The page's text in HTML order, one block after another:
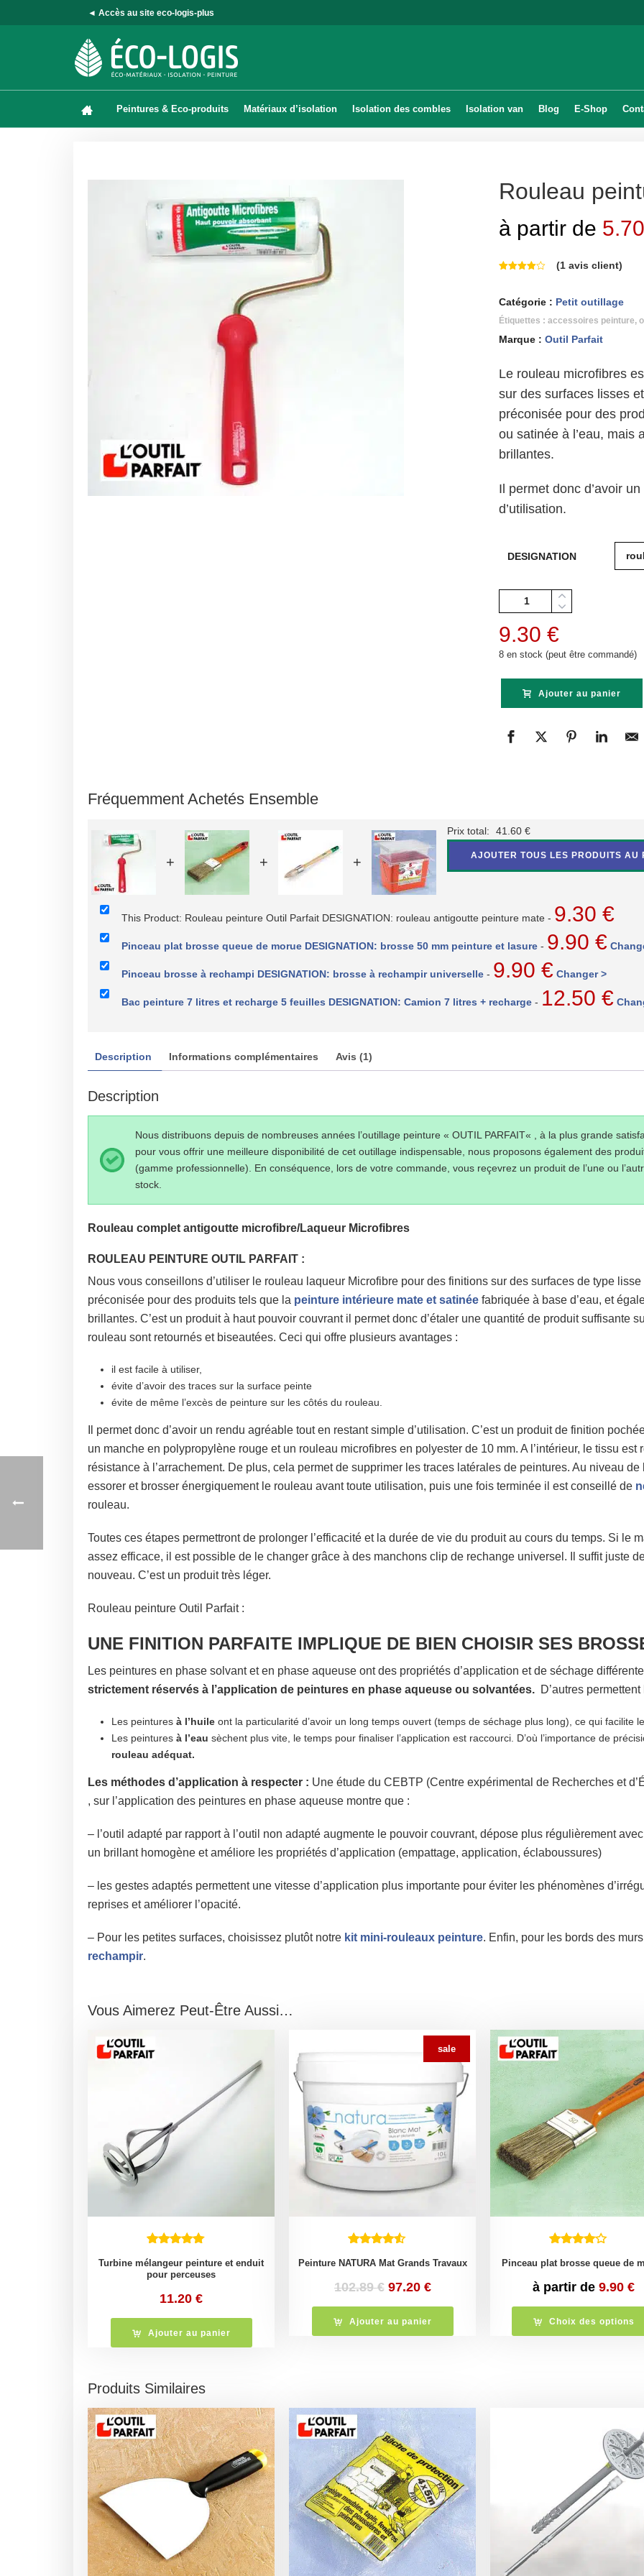
◄ Accès au site eco-logis-plus
Peintures & Eco-produits Matériaux d’isolation Isolation des combles Isolation van Blog E-Shop
Rouleau
à partir de 5.70
(1avis client)
Catégorie : Petit outillage
Étiquettes : accessoires peinture,
Marque : Outil Parfait
Le rouleau microfibres
sur des surfaces lisses
préconisée pour des
ou satinée à l’eau, mais
brillantes.
Il permet donc d’avoir
d’utilisation.
DESIGNATION
Quantité
9.30 €
8 en stock (peut être commandé)
Ajouter au panier
Fréquemment Achetés Ensemble
+ + +
Prix total: 41.60 €
AJOUTER TOUS LES PRODUITS AU
This Product: Rouleau peinture Outil Parfait DESIGNATION: rouleau antigoutte peinture mate - 9.30 €
Pinceau plat brosse queue de morue DESIGNATION: brosse 50 mm peinture et lasure - 9.90 €
Pinceau brosse à rechampi DESIGNATION: brosse à rechampir universelle - 9.90 € Changer >
Bac peinture 7 litres et recharge 5 feuilles DESIGNATION: Camion 7 litres + recharge - 12.50 €
Description Informations complémentaires Avis (1)
Description
Nous distribuons depuis de nombreuses années l’outillage peinture « OUTIL PARFAIT« , à la plus grande
pour vous offrir une meilleure disponibilité de cet outillage indispensable, nous proposons également des
(gamme professionnelle). En conséquence, lors de votre commande, vous reçevrez un produit de l’une ou
stock.
Rouleau complet antigoutte microfibre/Laqueur Microfibres
ROULEAU PEINTURE OUTIL PARFAIT :
Nous vous conseillons d’utiliser le rouleau laqueur Microfibre pour des finitions sur des surfaces de type
préconisée pour des produits tels que la peinture intérieure mate et satinée fabriquée à base d’eau, et
brillantes. C’est un produit à haut pouvoir couvrant il permet donc d’étaler une quantité de produit suffisante
rouleau sont retournés et biseautées. Ceci qui offre plusieurs avantages :
il est facile à utiliser,
évite d’avoir des traces sur la surface peinte
évite de même l’excès de peinture sur les côtés du rouleau.
Il permet donc d’avoir un rendu agréable tout en restant simple d’utilisation. C’est un produit de finition
un manche en polypropylène rouge et un rouleau microfibres en polyester de 10 mm. A l’intérieur, le tissu est
résistance à l’arrachement. De plus, cela permet de supprimer les traces latérales de peintures. Au niveau
essorer et brosser énergiquement le rouleau avant toute utilisation, puis une fois terminée il est conseillé de
rouleau.
Toutes ces étapes permettront de prolonger l’efficacité et la durée de vie du produit au cours du temps. Si le
assez efficace, il est possible de le changer grâce à des manchons clip de rechange universel. Il suffit juste
nouveau. C’est un produit très léger.
Rouleau peinture Outil Parfait :
UNE FINITION PARFAITE IMPLIQUE DE BIEN CHOISIR SES
Les peintures en phase solvant et en phase aqueuse ont des propriétés d’application et de séchage
strictement réservés à l’application de peintures en phase aqueuse ou solvantées. D’autres
Les peintures à l’huile ont la particularité d’avoir un long temps ouvert (temps de séchage plus long), ce qui facilite
Les peintures à l’eau sèchent plus vite, le temps pour finaliser l’application est raccourci. D’où l’importance de
rouleau adéquat.
Les méthodes d’application à respecter : Une étude du CEBTP (Centre expérimental de Recherches et
, sur l’application des peintures en phase aqueuse montre que :
– l’outil adapté par rapport à l’outil non adapté augmente le pouvoir couvrant, dépose plus régulièrement
un brillant homogène et améliore les propriétés d’application (empattage, application, éclaboussures)
– les gestes adaptés permettent une vitesse d’application plus importante pour éviter les phénomènes
reprises et améliorer l’opacité.
– Pour les petites surfaces, choisissez plutôt notre kit mini-rouleaux peinture. Enfin, pour les bords des
rechampir.
Vous Aimerez Peut-Être Aussi…
Turbine mélangeur peinture et enduit
pour perceuses
11.20 €
Ajouter au panier
sale
Peinture NATURA Mat Grands Travaux
102.89€ Le
initial
97.20 €Le
actuel
est :
Ajouter au panier
Pinceau plat brosse queue de
à partir de 9.90 €
Choix des options
Produits Similaires